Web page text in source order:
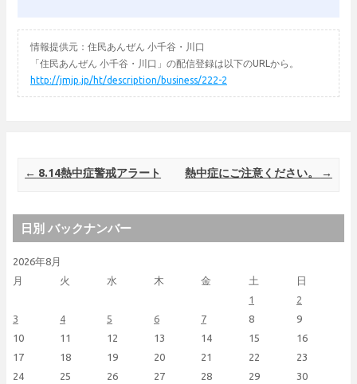
情報提供元：住民あんぜん 小千谷・川口
「住民あんぜん 小千谷・川口」の配信登録は以下のURLから。
http://jmjp.jp/ht/description/business/222-2
Post navigation
← 8.14熱中症警戒アラート 熱中症にご注意ください。 →
日別 バックナンバー
2026年8月
月
火 水 木 金 土 日
1
2
3
4 5 6 7 8
9
10
11 12 13 14 15
16
17
18 19 20 21 22
23
24
25 26 27 28 29
30